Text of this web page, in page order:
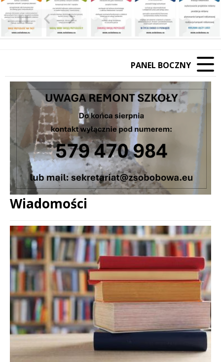
Poprzedni Element
Następny Element
❚❚
PANEL BOCZNY
Wiadomości
Treść